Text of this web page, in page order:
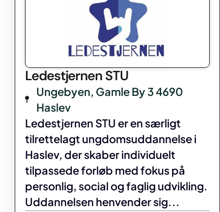
Ledestjernen STU
Ungebyen, Gamle By 3 4690
Haslev
Ledestjernen STU er en særligt
tilrettelagt ungdomsuddannelse i
Haslev, der skaber individuelt
tilpassede forløb med fokus på
personlig, social og faglig udvikling.
Uddannelsen henvender sig...